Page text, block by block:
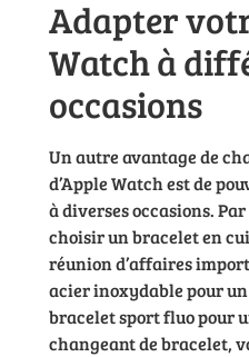
Adapter
Watch à
occasions
Un autre avantage de
d’Apple Watch est de
à diverses occasions.
choisir un bracelet en
réunion d’affaires
acier inoxydable pour
bracelet sport fluo pour
changeant de bracelet,